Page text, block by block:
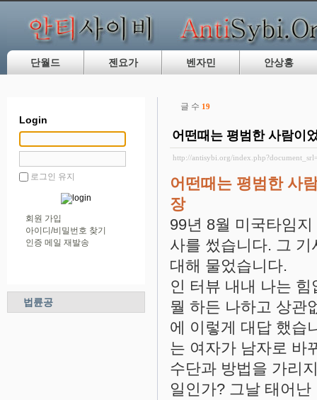
단월드 젠요가 벤자민 안상홍
Login
로그인 유지
회원 가입
아이디/비밀번호 찾기
인증 메일 재발송
법륜공
글 수 19
어떤때는 평범한 사람이
http://antisybi.org/
어떤때는 평범한 사
장
99년 8월 미국타임
사를 썼습니다. 그
대해 물었습니다.
인 터뷰 내내 나는
뭘 하든 나하고 상관
에 이렇게 대답 했습
는 여자가 남자로 바
수단과 방법을 가리
일인가? 그날 태어